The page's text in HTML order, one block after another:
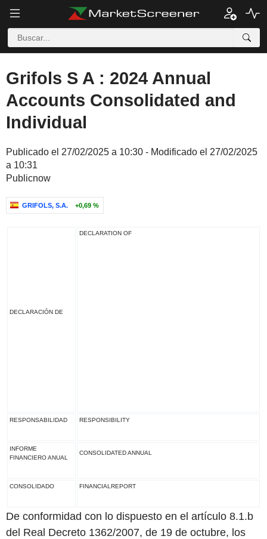
Grifols S A : 2024 Annual
Accounts Consolidated and
Individual
Publicado el 27/02/2025 a 10:30 - Modificado el 27/02/2025
a 10:31
Publicnow
GRIFOLS, S.A. +0,69 %
DECLARACIÓN DE
DECLARATION OF
RESPONSABILIDAD RESPONSIBILITY
INFORME
FINANCIERO ANUAL
CONSOLIDATED ANNUAL
CONSOLIDADO FINANCIALREPORT
De conformidad con lo dispuesto en el artículo 8.1.b
del Real Decreto 1362/2007, de 19 de octubre, los